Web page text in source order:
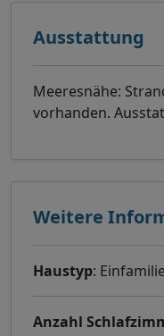
Ausstattung
Meeresnähe:
vorhanden.
Weitere
Haustyp:
Anzahl